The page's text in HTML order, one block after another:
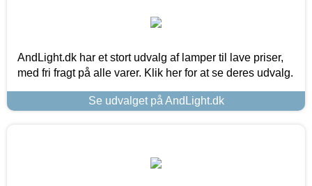
AndLight.dk har et stort udvalg af lamper til lave priser,
med fri fragt på alle varer. Klik her for at se deres udvalg.
Se udvalget på AndLight.dk